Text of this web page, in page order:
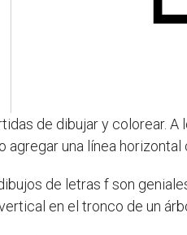
de dibujar y colorear.
agregar una línea
de letras f son
en el tronco de un